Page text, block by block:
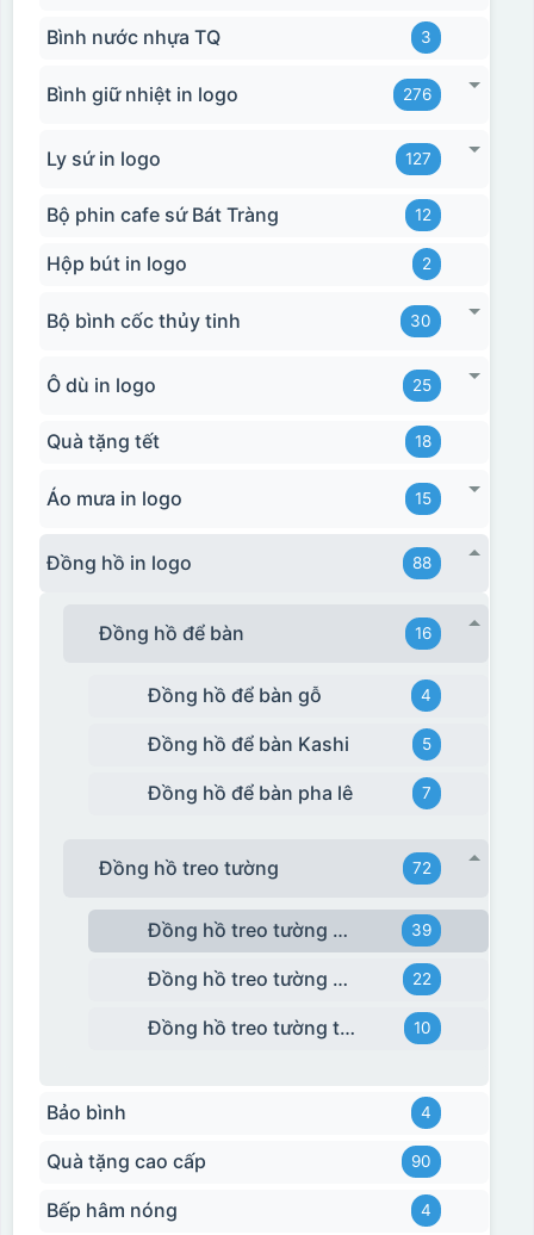
Bình nước nhựa TQ 3
Bình giữ nhiệt in logo 276
Ly sứ in logo 127
Bộ phin cafe sứ Bát Tràng 12
Hộp bút in logo 2
Bộ bình cốc thủy tinh 30
Ô dù in logo 25
Quà tặng tết 18
Áo mưa in logo 15
Đồng hồ in logo 88
Đồng hồ để bàn 16
Đồng hồ để bàn gỗ 4
Đồng hồ để bàn Kashi 5
Đồng hồ để bàn pha lê 7
Đồng hồ treo tường 72
Đồng hồ treo tường giá rẻ 39
Đồng hồ treo tường Kashi 22
Đồng hồ treo tường tráng gương 10
Bảo bình 4
Quà tặng cao cấp 90
Bếp hâm nóng 4